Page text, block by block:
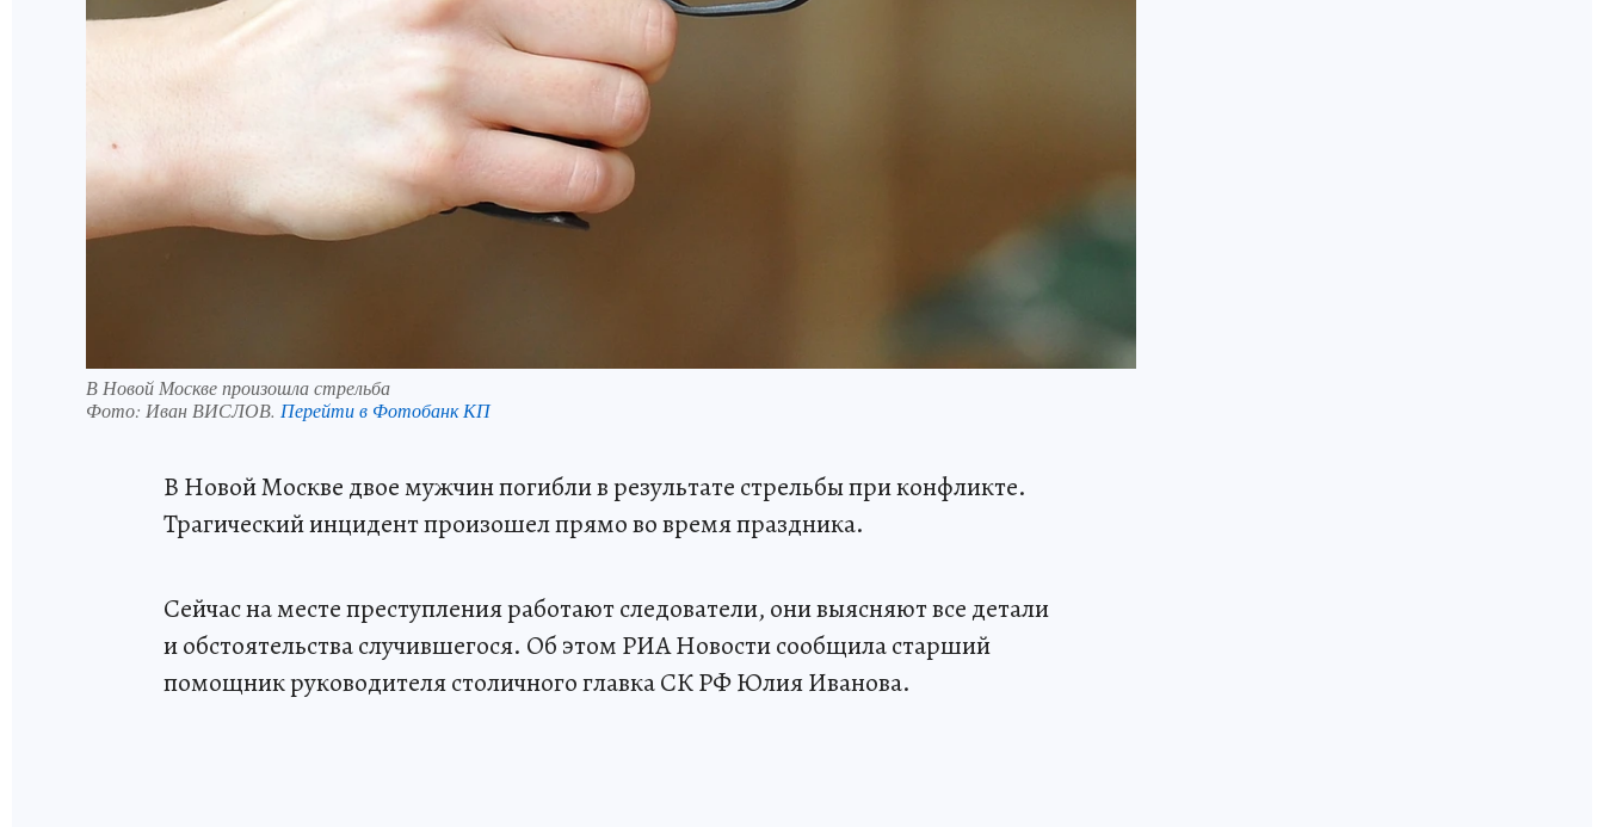
В Новой Москве произошла стрельба
Фото: Иван ВИСЛОВ. Перейти в Фотобанк КП
В Новой Москве двое мужчин погибли в результате стрельбы при конфликте.
Трагический инцидент произошел прямо во время праздника.
Сейчас на месте преступления работают следователи, они выясняют все детали
и обстоятельства случившегося. Об этом РИА Новости сообщила старший
помощник руководителя столичного главка СК РФ Юлия Иванова.